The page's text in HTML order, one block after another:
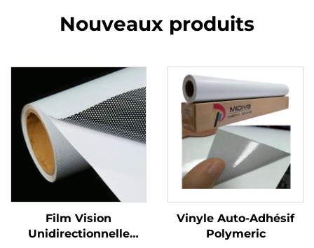
Nouveaux produits
Film Vision
Unidirectionnelle
Vinyle Auto-Adhésif
Polymeric